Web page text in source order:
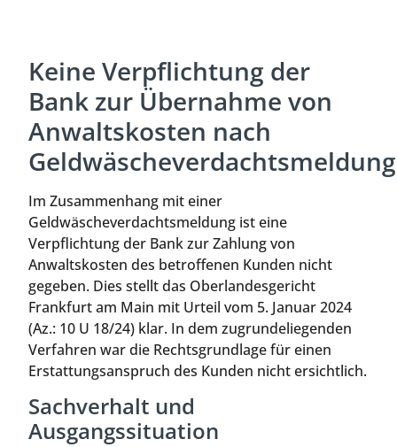
Keine Verpflichtung der
Bank zur Übernahme von
Anwaltskosten nach
Geldwäscheverdachtsmeldung
Im Zusammenhang mit einer
Geldwäscheverdachtsmeldung ist eine
Verpflichtung der Bank zur Zahlung von
Anwaltskosten des betroffenen Kunden nicht
gegeben. Dies stellt das Oberlandesgericht
Frankfurt am Main mit Urteil vom 5. Januar 2024
(Az.: 10 U 18/24) klar. In dem zugrundeliegenden
Verfahren war die Rechtsgrundlage für einen
Erstattungsanspruch des Kunden nicht ersichtlich.
Sachverhalt und
Ausgangssituation